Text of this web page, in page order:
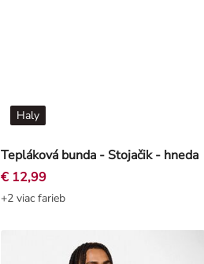
Tepláková bunda - Stojačik - hneda
Haly
€ 12,99
+2 viac farieb